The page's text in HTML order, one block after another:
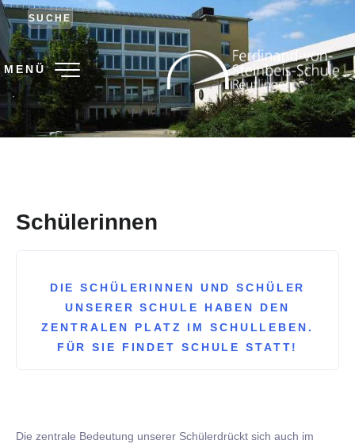
SUCHE
MENÜ
.
Schülerinnen
DIE SCHÜLERINNEN UND SCHÜLER
UNSERER SCHULE HABEN DEN
ZENTRALEN PLATZ IM SCHULLEBEN.
FÜR SIE FINDET SCHULE STATT!
Die zentrale Bedeutung unserer Schülerdrückt sich auch im